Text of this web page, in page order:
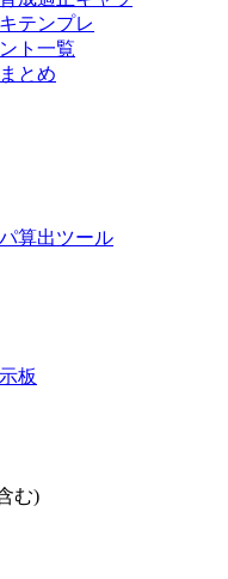
テンプレ
ト一覧
とめ
算出ツール
板
む)